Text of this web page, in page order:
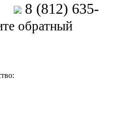
8 (812) 635-
обратный